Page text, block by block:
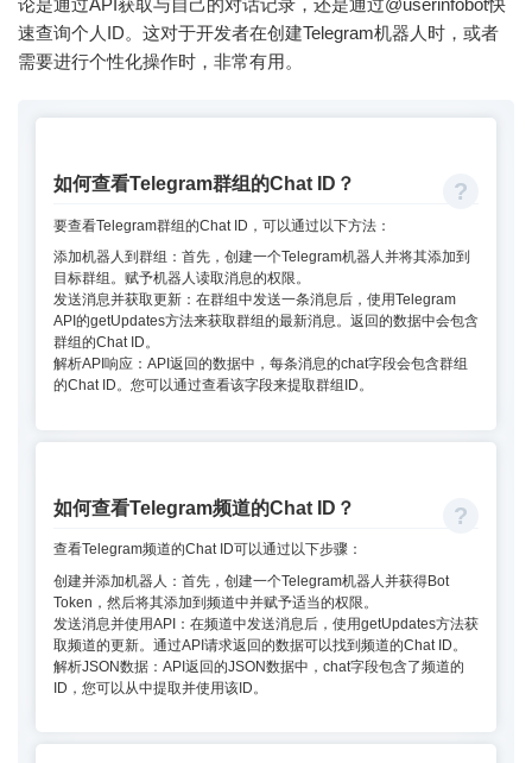
论是通过API获取与自己的对话记录，还是通过@userinfobot快
速查询个人ID。这对于开发者在创建Telegram机器人时，或者
需要进行个性化操作时，非常有用。
如何查看Telegram群组的Chat ID？
要查看Telegram群组的Chat ID，可以通过以下方法：
添加机器人到群组：首先，创建一个Telegram机器人并将其添加到
目标群组。赋予机器人读取消息的权限。
发送消息并获取更新：在群组中发送一条消息后，使用Telegram
API的getUpdates方法来获取群组的最新消息。返回的数据中会包含
群组的Chat ID。
解析API响应：API返回的数据中，每条消息的chat字段会包含群组
的Chat ID。您可以通过查看该字段来提取群组ID。
如何查看Telegram频道的Chat ID？
查看Telegram频道的Chat ID可以通过以下步骤：
创建并添加机器人：首先，创建一个Telegram机器人并获得Bot
Token，然后将其添加到频道中并赋予适当的权限。
发送消息并使用API：在频道中发送消息后，使用getUpdates方法获
取频道的更新。通过API请求返回的数据可以找到频道的Chat ID。
解析JSON数据：API返回的JSON数据中，chat字段包含了频道的
ID，您可以从中提取并使用该ID。